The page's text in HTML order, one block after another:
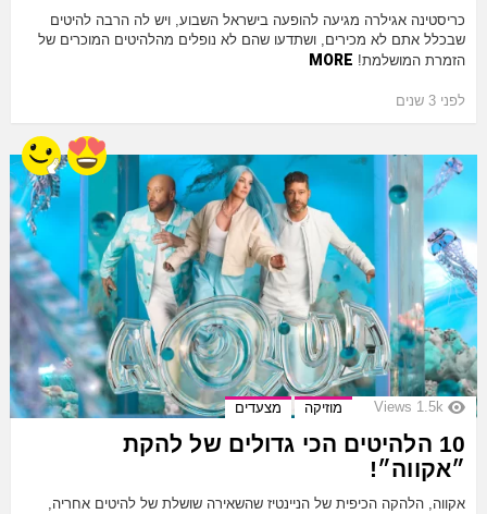
כריסטינה אגילרה מגיעה להופעה בישראל השבוע, ויש לה הרבה להיטים
שבכלל אתם לא מכירים, ושתדעו שהם לא נופלים מהלהיטים המוכרים של
הזמרת המושלמת! MORE
לפני 3 שנים
1.5k
Views מוזיקה מצעדים
10 הלהיטים הכי גדולים של להקת
״אקווה״!
אקווה, הלהקה הכיפית של הניינטיז שהשאירה שושלת של להיטים אחריה,